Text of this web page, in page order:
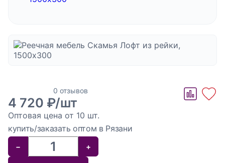
Скамья
Лофт из
рейки,
1500х300
0 отзывов
4 720 ₽/шт
Оптовая цена от 10 шт.
купить/заказать оптом в Рязани
− +
персональных данных